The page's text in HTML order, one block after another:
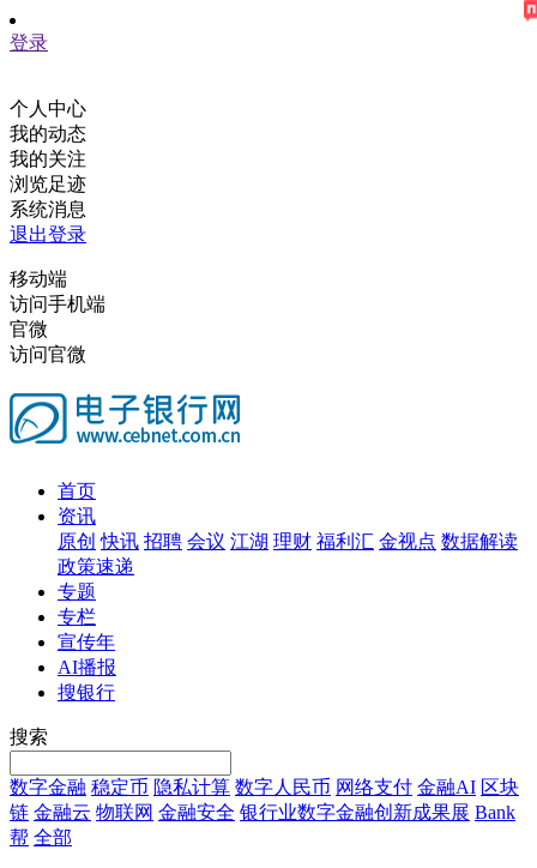
登录
个人中心
我的动态
我的关注
浏览足迹
系统消息
退出登录
移动端
访问手机端
官微
访问官微
首页
资讯
原创 快讯 招聘 会议 江湖 理财 福利汇 金视点 数据解读
政策速递
专题
专栏
宣传年
AI播报
搜银行
搜索
数字金融 稳定币 隐私计算 数字人民币 网络支付 金融AI 区块
链 金融云 物联网 金融安全 银行业数字金融创新成果展 Bank
帮 全部